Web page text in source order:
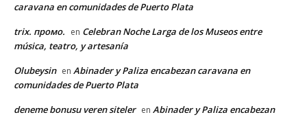
caravana en comunidades de Puerto Plata
trix. промо. en Celebran Noche Larga de los Museos entre
música, teatro, y artesanía
Olubeysin en Abinader y Paliza encabezan caravana en
comunidades de Puerto Plata
deneme bonusu veren siteler en Abinader y Paliza encabezan